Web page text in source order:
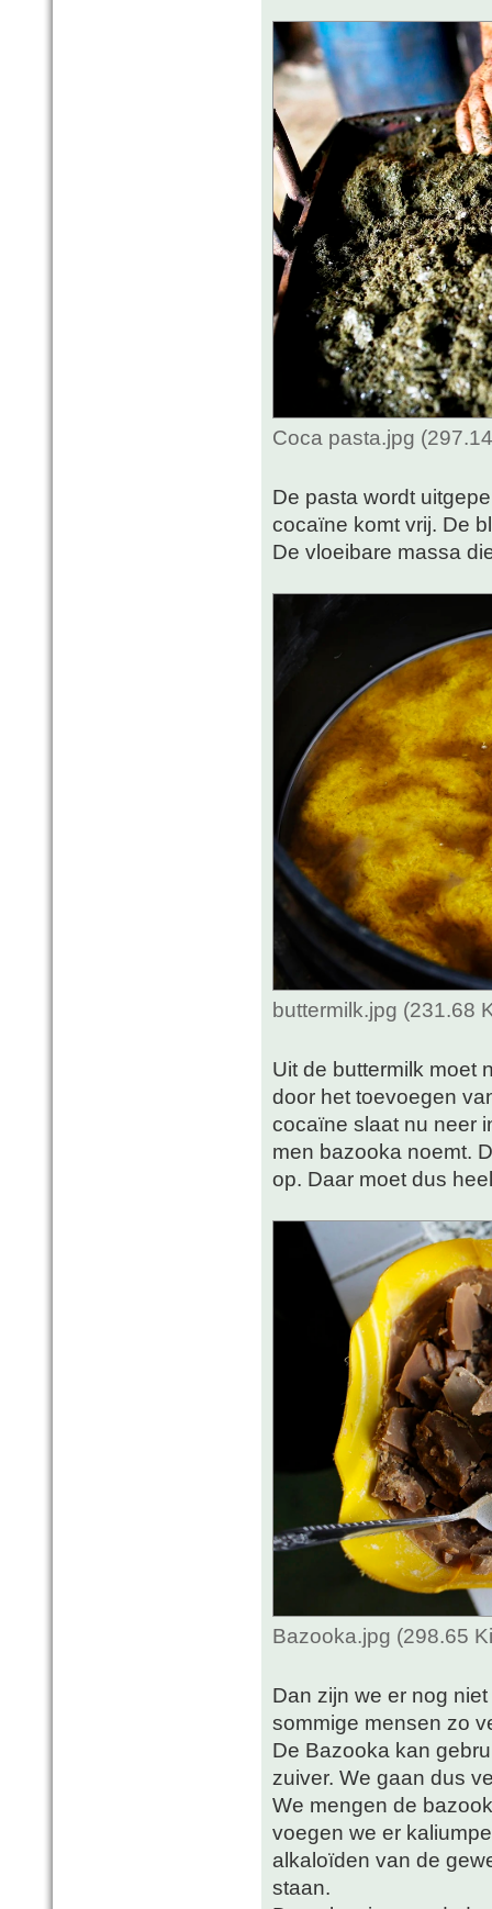
Coca pasta.jpg
De pasta wordt
cocaïne komt vrij. De
De vloeibare massa
buttermilk.jpg (231.68
Uit de buttermilk moet
door het toevoegen
cocaïne slaat nu neer
men bazooka noemt.
op. Daar moet dus
Bazooka.jpg (298.65
Dan zijn we er nog
sommige mensen zo
De Bazooka kan
zuiver. We gaan dus
We mengen de
voegen we er
alkaloïden van de
staan.